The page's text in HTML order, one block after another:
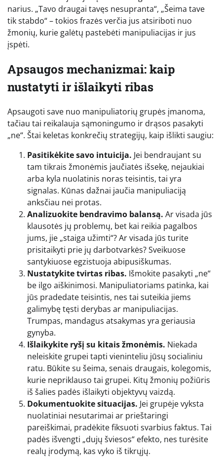
narius. „Tavo draugai tavęs nesupranta“, „Šeima tave
tik stabdo“ – tokios frazės verčia jus atsiriboti nuo
žmonių, kurie galėtų pastebėti manipuliacijas ir jus
įspėti.
Apsaugos mechanizmai: kaip
nustatyti ir išlaikyti ribas
Apsaugoti save nuo manipuliatorių grupės įmanoma,
tačiau tai reikalauja sąmoningumo ir drąsos pasakyti
„ne“. Štai keletas konkrečių strategijų, kaip išlikti saugiu:
Pasitikėkite savo intuicija. Jei bendraujant su
tam tikrais žmonėmis jaučiatės išsekę, nejaukiai
arba kyla nuolatinis noras teisintis, tai yra
signalas. Kūnas dažnai jaučia manipuliaciją
anksčiau nei protas.
Analizuokite bendravimo balansą. Ar visada jūs
klausotės jų problemų, bet kai reikia pagalbos
jums, jie „staiga užimti“? Ar visada jūs turite
prisitaikyti prie jų darbotvarkės? Sveikuose
santykiuose egzistuoja abipusiškumas.
Nustatykite tvirtas ribas. Išmokite pasakyti „ne“
be ilgo aiškinimosi. Manipuliatoriams patinka, kai
jūs pradedate teisintis, nes tai suteikia jiems
galimybę tęsti derybas ar manipuliacijas.
Trumpas, mandagus atsakymas yra geriausia
gynyba.
Išlaikykite ryšį su kitais žmonėmis. Niekada
neleiskite grupei tapti vieninteliu jūsų socialiniu
ratu. Būkite su šeima, senais draugais, kolegomis,
kurie nepriklauso tai grupei. Kitų žmonių požiūris
iš šalies padės išlaikyti objektyvų vaizdą.
Dokumentuokite situacijas. Jei grupėje vyksta
nuolatiniai nesutarimai ar prieštaringi
pareiškimai, pradėkite fiksuoti svarbius faktus. Tai
padės išvengti „dujų šviesos“ efekto, nes turėsite
realų įrodymą, kas vyko iš tikrųjų.